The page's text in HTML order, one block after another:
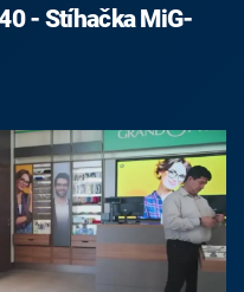
- Stíhačka MiG-